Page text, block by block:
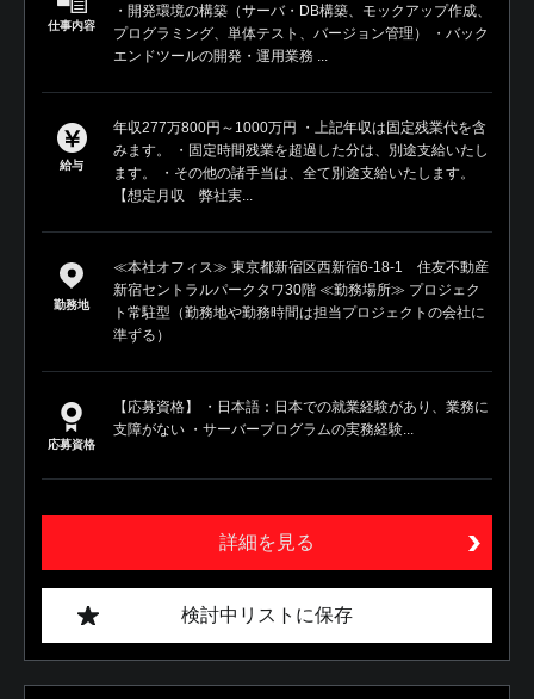
仕事内容
・開発環境の構築（サーバ・DB構築、モックアップ作成、
プログラミング、単体テスト、バージョン管理） ・バック
エンドツールの開発・運用業務 ...
給与
年収277万800円～1000万円 ・上記年収は固定残業代を含
みます。 ・固定時間残業を超過した分は、別途支給いたし
ます。 ・その他の諸手当は、全て別途支給いたします。
【想定月収 弊社実...
勤務地
≪本社オフィス≫ 東京都新宿区西新宿6-18-1 住友不動産
新宿セントラルパークタワ30階 ≪勤務場所≫ プロジェク
ト常駐型（勤務地や勤務時間は担当プロジェクトの会社に
準ずる）
応募資格
【応募資格】 ・日本語：日本での就業経験があり、業務に
支障がない ・サーバープログラムの実務経験...
詳細を見る
検討中リストに保存